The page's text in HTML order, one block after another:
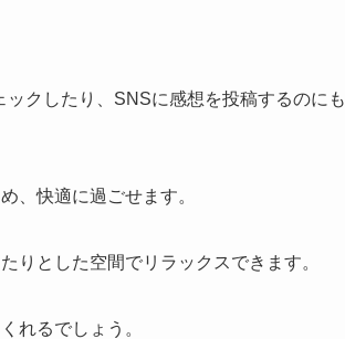
クしたり、SNSに感想を投稿するのにも
、快適に過ごせます。
りとした空間でリラックスできます。
れるでしょう。